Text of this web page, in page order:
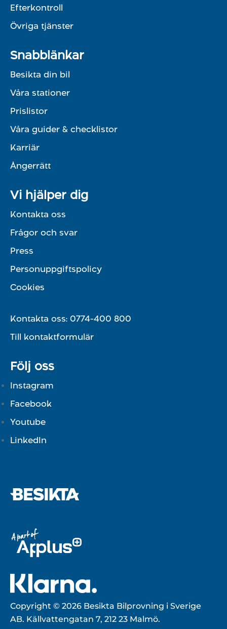
Efterkontroll
Övriga tjänster
Snabblänkar
Besikta din bil
Våra stationer
Prislistor
Våra guider & checklistor
Karriär
Ångerrätt
Vi hjälper dig
Kontakta oss
Frågor och svar
Press
Personuppgiftspolicy
Cookies
Kontakta oss: 0774-400 800
Till kontaktformulär
Följ oss
Instagram
Facebook
Youtube
LinkedIn
Copyright © 2026 Besikta Bilprovning i Sverige
AB. Källvattengatan 7, 212 23 Malmö.